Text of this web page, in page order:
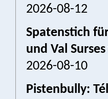
2026-08-12
Spatenstich
und Val
2026-08-10
Pistenbully: